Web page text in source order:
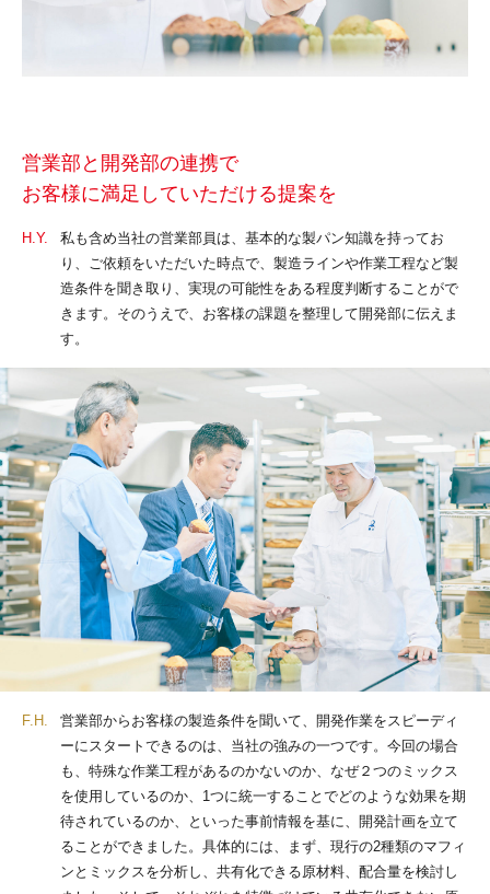
営業部と開発部の連携で
お客様に満足していただける提案を
H.Y.
私も含め当社の営業部員は、基本的な製パン知識を持ってお
り、ご依頼をいただいた時点で、製造ラインや作業工程など製
造条件を聞き取り、実現の可能性をある程度判断することがで
きます。そのうえで、お客様の課題を整理して開発部に伝えま
す。
F.H.
営業部からお客様の製造条件を聞いて、開発作業をスピーディ
ーにスタートできるのは、当社の強みの一つです。今回の場合
も、特殊な作業工程があるのかないのか、なぜ２つのミックス
を使用しているのか、1つに統一することでどのような効果を期
待されているのか、といった事前情報を基に、開発計画を立て
ることができました。具体的には、まず、現行の2種類のマフィ
ンとミックスを分析し、共有化できる原材料、配合量を検討し